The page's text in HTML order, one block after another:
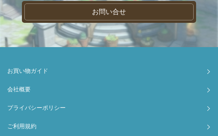
お問い合せ
お買い物ガイド
会社概要
プライバシーポリシー
ご利用規約